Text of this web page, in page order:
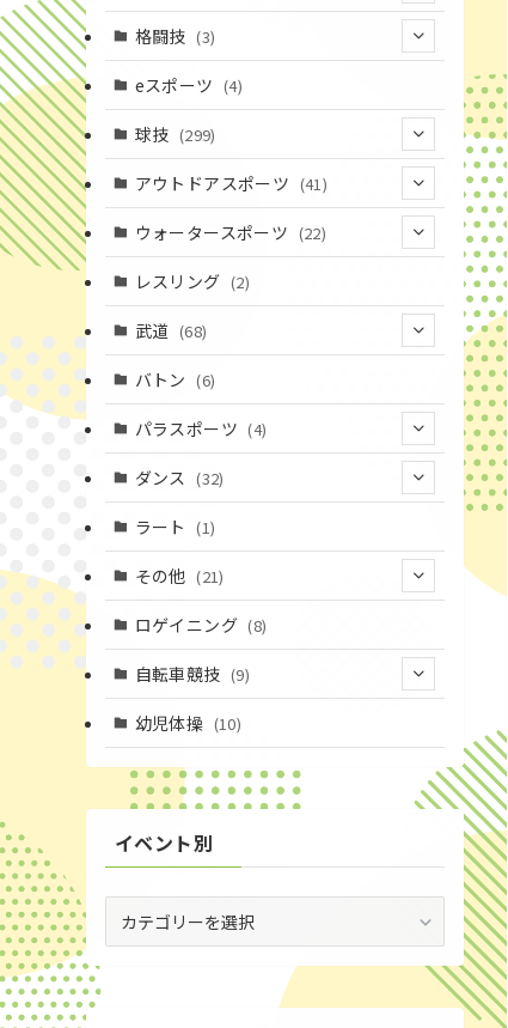
(16)
(37)
(18)
(43)
(52)
格闘技 (3)
(3)
eスポーツ (4)
球技 (299)
(20)
(14)
(10)
(16)
(12)
(19)
(11)
(3)
(14)
(4)
(20)
(6)
(72)
(3)
(2)
アウトドアスポーツ (41)
(4)
(8)
ウォータースポーツ (22)
(7)
(15)
(1)
レスリング (2)
武道 (68)
(23)
(10)
(16)
(6)
バトン (6)
パラスポーツ (4)
ダンス (32)
(3)
(2)
ラート (1)
その他 (21)
(4)
(1)
ロゲイニング (8)
自転車競技 (9)
幼児体操 (10)
イベント別